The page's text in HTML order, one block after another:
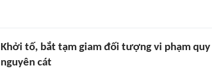
Khởi tố, bắt tạm giam đối tượng vi phạm
nguyên cát